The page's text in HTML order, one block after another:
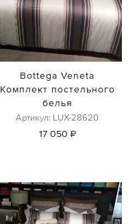
Bottega Veneta
Комплект постельного
белья
Артикул: LUX-28620
17 050 ₽